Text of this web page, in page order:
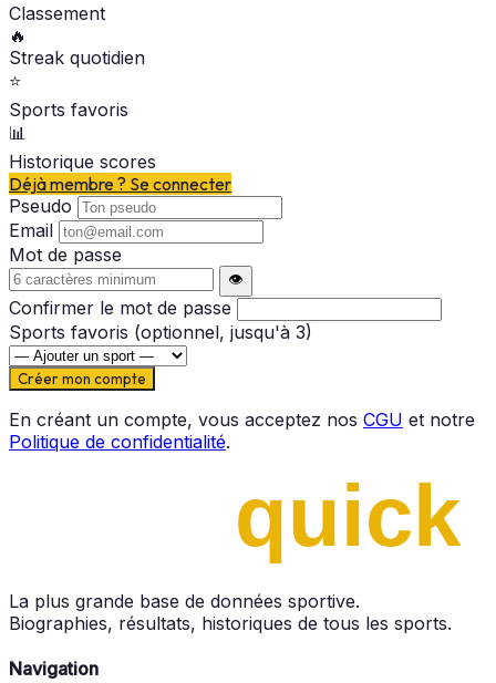
Classement
🔥
Streak quotidien
⭐
Sports favoris
📊
Historique scores
Déjà membre ? Se connecter
Pseudo
Email
Mot de passe
👁️
Confirmer le mot de passe
Sports favoris (optionnel, jusqu'à 3)
Créer mon compte
En créant un compte, vous acceptez nos CGU et notre
Politique de confidentialité.
La plus grande base de données sportive.
Biographies, résultats, historiques de tous les sports.
Navigation